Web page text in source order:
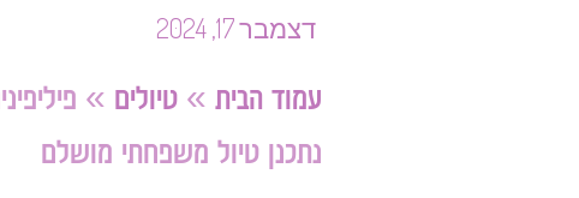
דצמבר 17, 2024
עמוד הבית »טיולים »
נתכנן טיול משפחתי מושלם